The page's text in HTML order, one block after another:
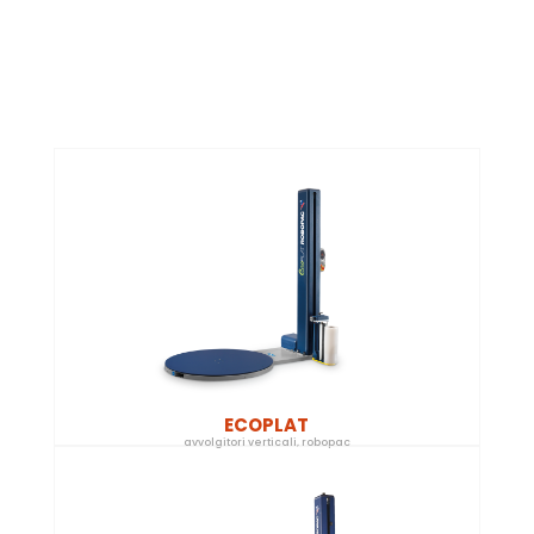
ECOPLAT
avvolgitori verticali, robopac